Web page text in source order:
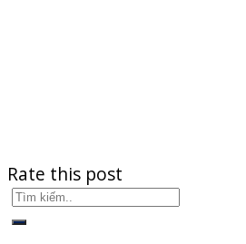
Rate this post